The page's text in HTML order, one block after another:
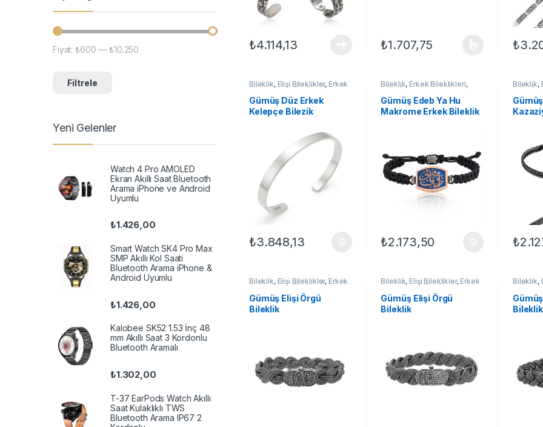
₺4.114,13 ₺1.707,75
Bu ürünün birden fazla varyasyonu var.
₺
Bileklik, Elişi Bileklikler, Erkek
Gümüş Düz Erkek
Kelepçe Bilezik
₺3.848,13
Bileklik, Erkek Bileklikleri,
Bileklikler
Gümüş Edeb Ya Hu
Makrome Erkek Bileklik
₺2.173,50
Bileklik,
₺
Bileklik, Elişi Bileklikler, Erkek
,
​Gümüş Elişi Örgü
Bileklik
Bileklik, Elişi Bileklikler, Erkek
,
​Gümüş Elişi Örgü
Bileklik
Bileklik,
Bileklik
En düşük fiyat
En yüksek fiyat
Filtrele
Fiyat:₺600 —₺10.250
Yeni Gelenler
Watch 4 Pro AMOLED
Ekran Akıllı Saat Bluetooth
Arama iPhone ve Android
Uyumlu
₺1.426,00
Smart Watch SK4 Pro Max
SMP Akıllı Kol Saati
Bluetooth Arama iPhone &
Android Uyumlu
₺1.426,00
Kalobee SK52 1.53 İnç 48
mm Akıllı Saat 3 Kordonlu
Bluetooth Aramalı
₺1.302,00
T-37 EarPods Watch Akıllı
Saat Kulaklıklı TWS
Bluetooth Arama IP67 2